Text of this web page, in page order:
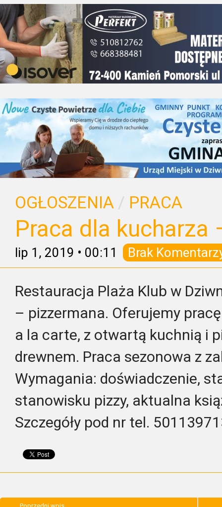
OGŁOSZENIA / PRACA
Praca dla kucharza
lip 1, 2019 • 00:11 Brak
Restauracja Plaża Klub w
– pizzermana. Oferujemy
a la carte, z otwartą kuchnią i
drewnem. Praca sezonowa z
Wymagania: doświadczenie,
stanowisku pizzy, aktualna
Szczegóły pod nr tel.